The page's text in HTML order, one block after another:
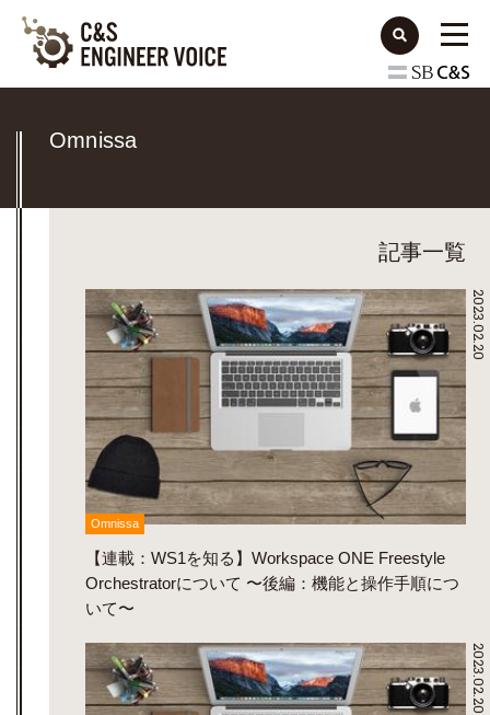
Omnissa
記事一覧
2023.02.20
Omnissa
【連載：WS1を知る】Workspace ONE Freestyle
Orchestratorについて 〜後編：機能と操作手順につ
いて〜
2023.02.20